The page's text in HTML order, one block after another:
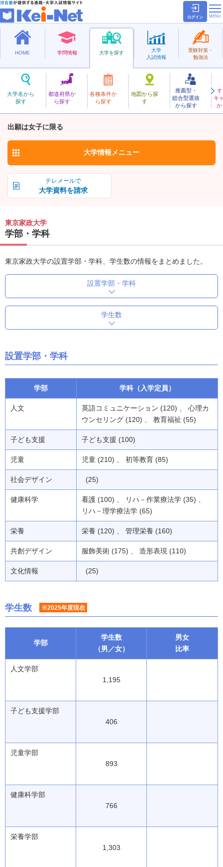
ログイン
HOME 学問情報 大学を探す
大学名から
探す
都道府県か
ら探す
各種条件か
ら探す
地図から探
す
推薦型・
総合型選抜
から探す
キ
か
大学
入試情報
受験対策・
勉強法
私立
とうきょうかせい
東京家政大学
出願は女子に限る
お気に入り
テレメールで
大学資料を請求
大学情報 メニュー
東京家政大学
学部・学科
東京家政大学の設置学部・学科、学生数の情報をまとめました。
設置学部・学科
学生数
設置学部・学科
学部 学科（入学定員）
人文
英語コミュニケーション (120) 、 心理カ
ウンセリング (120) 、 教育福祉 (55)
子ども支援 子ども支援 (100)
児童 児童 (210) 、 初等教育 (85)
社会デザイン (25)
健康科学
看護 (100) 、 リハ－作業療法学 (35) 、
リハ－理学療法学 (65)
栄養 栄養 (120) 、 管理栄養 (160)
共創デザイン 服飾美術 (175) 、 造形表現 (110)
文化情報 (25)
学生数 ※2025年度現在
学部
学生数
（男／女）
男女
比率
人文学部
1,195
子ども支援学部
406
児童学部
893
健康科学部
766
栄養学部
1,303